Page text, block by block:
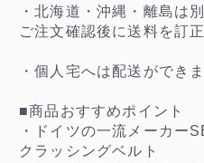
・北海道・沖縄・離島は
ご注文確認後に送料を訂
・個人宅へは配送ができま
■商品おすすめポイント
・ドイツの一流メーカー
クラッシングベルト